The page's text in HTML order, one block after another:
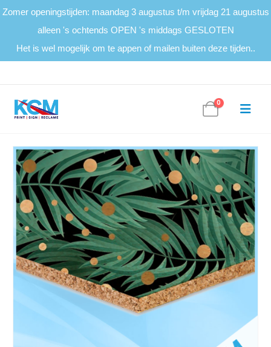
Zomer openingstijden: maandag 3 augustus t/m vrijdag 21 augustus
alleen 's ochtends OPEN 's middags GESLOTEN
Het is wel mogelijk om te appen of mailen buiten deze tijden..
0